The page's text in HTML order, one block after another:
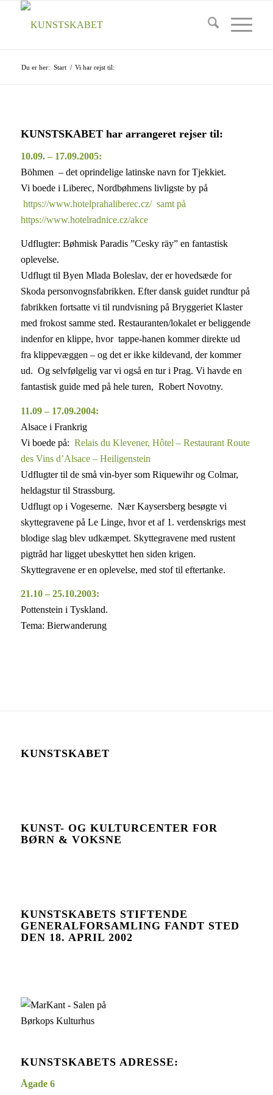
Du er her: Start / Vi har rejst til:
KUNSTSKABET har arrangeret rejser til:
10.09. – 17.09.2005:
Böhmen – det oprindelige latinske navn for Tjekkiet.
Vi boede i Liberec, Nordbøhmens livligste by på
https://www.hotelprahaliberec.cz/ samt på
https://www.hotelradnice.cz/akce
Udflugter: Bøhmisk Paradis ”Cesky räy” en fantastisk
oplevelse.
Udflugt til Byen Mlada Boleslav, der er hovedsæde for
Skoda personvognsfabrikken. Efter dansk guidet rundtur på
fabrikken fortsatte vi til rundvisning på Bryggeriet Klaster
med frokost samme sted. Restauranten/lokalet er beliggende
indenfor en klippe, hvor tappe-hanen kommer direkte ud
fra klippevæggen – og det er ikke kildevand, der kommer
ud. Og selvfølgelig var vi også en tur i Prag. Vi havde en
fantastisk guide med på hele turen, Robert Novotny.
11.09 – 17.09.2004:
Alsace i Frankrig
Vi boede på: Relais du Klevener, Hôtel – Restaurant Route
des Vins d’Alsace – Heiligenstein
Udflugter til de små vin-byer som Riquewihr og Colmar,
heldagstur til Strassburg.
Udflugt op i Vogeserne. Nær Kaysersberg besøgte vi
skyttegravene på Le Linge, hvor et af 1. verdenskrigs mest
blodige slag blev udkæmpet. Skyttegravene med rustent
pigtråd har ligget ubeskyttet hen siden krigen.
Skyttegravene er en oplevelse, med stof til eftertanke.
21.10 – 25.10.2003:
Pottenstein i Tyskland.
Tema: Bierwanderung
KUNSTSKABET
KUNST- OG KULTURCENTER FOR
BØRN & VOKSNE
KUNSTSKABETS STIFTENDE
GENERALFORSAMLING FANDT STED
DEN 18. APRIL 2002
KUNSTSKABETS ADRESSE:
Ågade 6